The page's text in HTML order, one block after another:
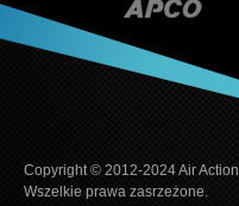
Copyright © 2012-2024 Air Action
Wszelkie prawa zasrzeżone.